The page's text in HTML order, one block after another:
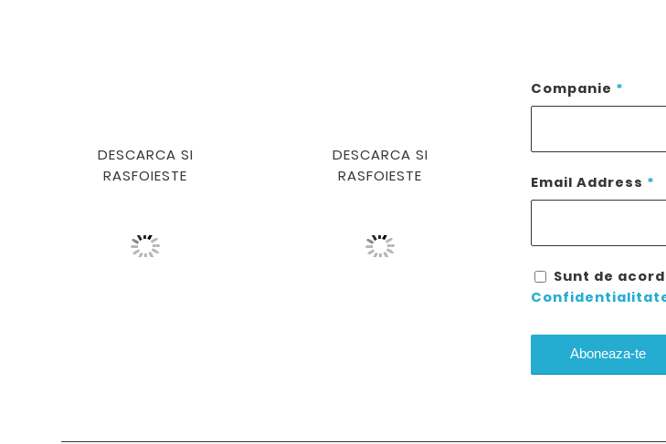
DESCARCA SI
RASFOIESTE
DESCARCA SI
RASFOIESTE
Companie *
Email Address *
Sunt de